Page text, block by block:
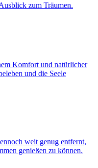
zum Träumen.
Komfort und natürlicher
und die Seele
weit genug entfernt,
genießen zu können.